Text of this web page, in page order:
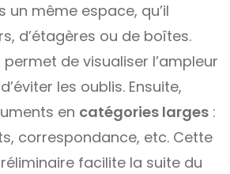
un même espace, qu’il
d’étagères ou de boîtes.
de visualiser l’ampleur
les oublis. Ensuite,
en catégories larges :
correspondance, etc. Cette
facilite la suite du